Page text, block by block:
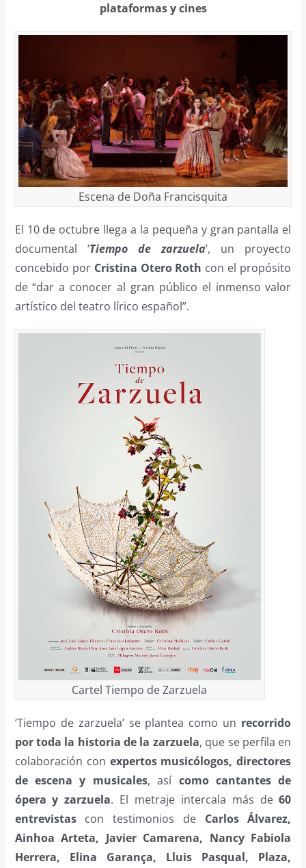
plataformas y cines
Escena de Doña Francisquita
El 10 de octubre llega a la pequeña y gran pantalla el
documental ‘Tiempo de zarzuela’, un proyecto
concebido por Cristina Otero Roth con el propósito
de “dar a conocer al gran público el inmenso valor
artístico del teatro lírico español”.
Cartel Tiempo de Zarzuela
‘Tiempo de zarzuela’ se plantea como un recorrido
por toda la historia de la zarzuela, que se perfila en
colaboración con expertos musicólogos, directores
de escena y musicales, así como cantantes de
ópera y zarzuela. El metraje intercala más de60
entrevistascon testimonios de Carlos Álvarez,
Ainhoa Arteta, Javier Camarena, Nancy Fabiola
Herrera, Elina Garança, Lluis Pasqual, Plaza,